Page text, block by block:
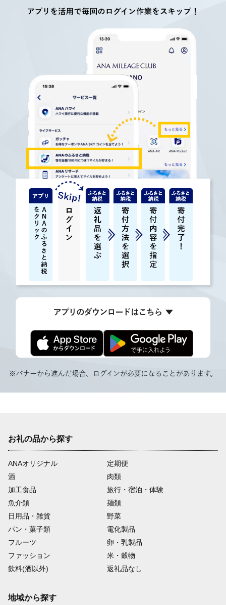
お礼の品から探す
ANAオリジナル
定期便
酒
肉類
加工食品
旅行・宿泊・体験
魚介類
麺類
日用品・雑貨
野菜
パン・菓子類
電化製品
フルーツ
卵・乳製品
ファッション
米・穀物
飲料(酒以外)
返礼品なし
地域から探す